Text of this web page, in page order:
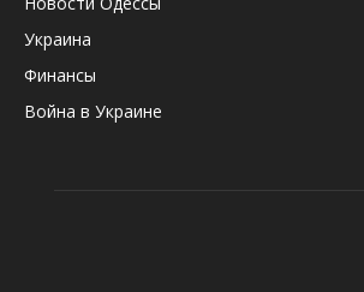
Украина
Финансы
Война в Украине